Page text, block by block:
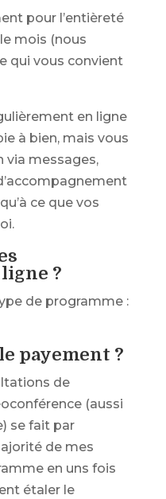
pour l’entièreté
mois (nous
qui vous convient
en ligne
à bien, mais vous
via messages,
ce que vos
?
de programme :
payement ?
de
(aussi
se fait par
de mes
en uns fois
étaler le